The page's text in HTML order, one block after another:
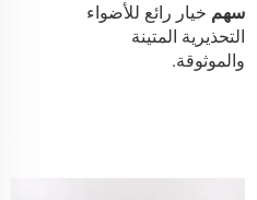
سهم خيار رائع للأضواء
التحذيرية المتينة
والموثوقة.